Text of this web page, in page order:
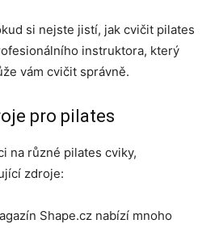
si nejste jistí, jak cvičit pilates
instruktora, který
vám cvičit správně.
pro pilates
na různé pilates cviky,
zdroje:
Shape.cz nabízí mnoho